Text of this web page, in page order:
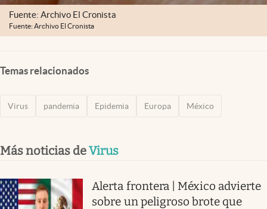
Fuente: Archivo El Cronista
Fuente: Archivo El Cronista
Temas relacionados
Virus pandemia Epidemia Europa México
Más noticias deVirus
Alerta frontera | México advierte
sobre un peligroso brote que